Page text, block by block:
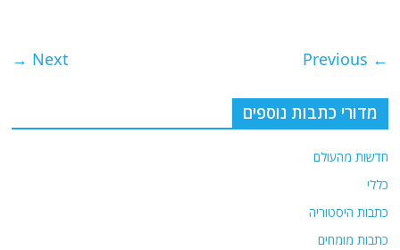
← Previous
Next →
מדורי כתבות נוספים
חדשות מהעולם
כללי
כתבות היסטוריה
כתבות מומחים